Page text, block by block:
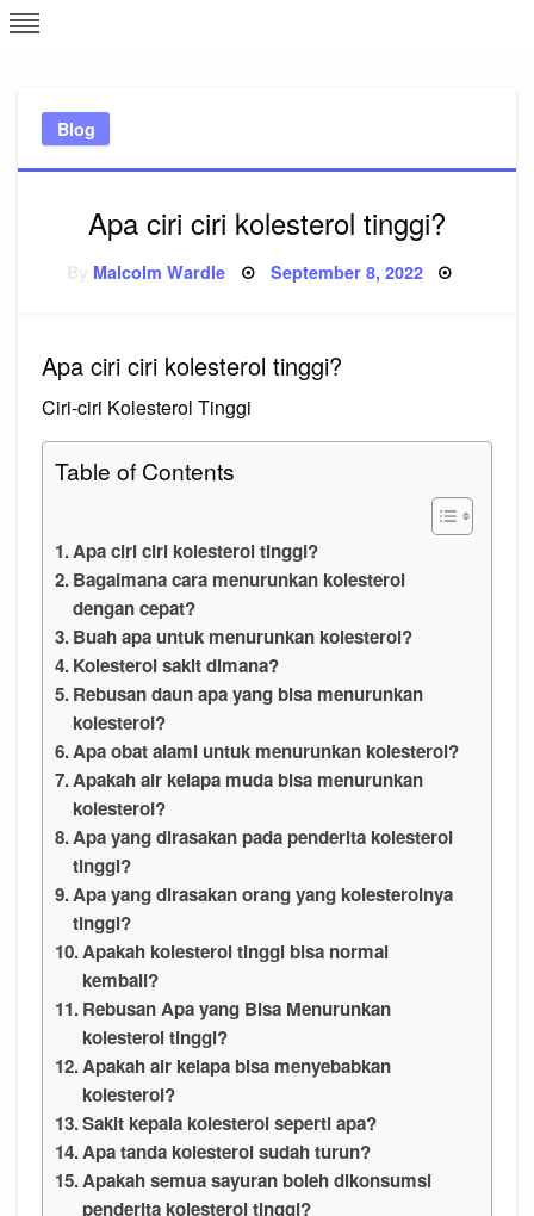
Skip
to
Blog
Apa ciri ciri kolesterol tinggi?
Malcolm Wardle Posted
September 8, 2022
Apa ciri ciri kolesterol tinggi?
Ciri-ciri Kolesterol Tinggi
Table of Contents
Apa ciri ciri kolesterol tinggi?
Bagaimana cara menurunkan kolesterol
dengan cepat?
Buah apa untuk menurunkan kolesterol?
Kolesterol sakit dimana?
Rebusan daun apa yang bisa menurunkan
kolesterol?
Apa obat alami untuk menurunkan kolesterol?
Apakah air kelapa muda bisa menurunkan
kolesterol?
Apa yang dirasakan pada penderita kolesterol
tinggi?
Apa yang dirasakan orang yang kolesterolnya
tinggi?
Apakah kolesterol tinggi bisa normal
kembali?
Rebusan Apa yang Bisa Menurunkan
kolesterol tinggi?
Apakah air kelapa bisa menyebabkan
kolesterol?
Sakit kepala kolesterol seperti apa?
Apa tanda kolesterol sudah turun?
Apakah semua sayuran boleh dikonsumsi
penderita kolesterol tinggi?